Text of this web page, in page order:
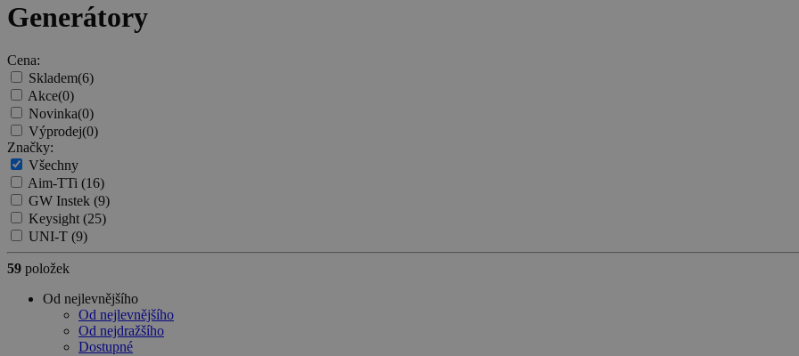
Generátory
Cena:
Skladem(6)
Akce(0)
Novinka(0)
Výprodej(0)
Značky:
Všechny
Aim-TTi (16)
GW Instek (9)
Keysight(25)
UNI-T (9)
59 položek
Od nejlevnějšího
Od nejlevnějšího
Od nejdražšího
Dostupné